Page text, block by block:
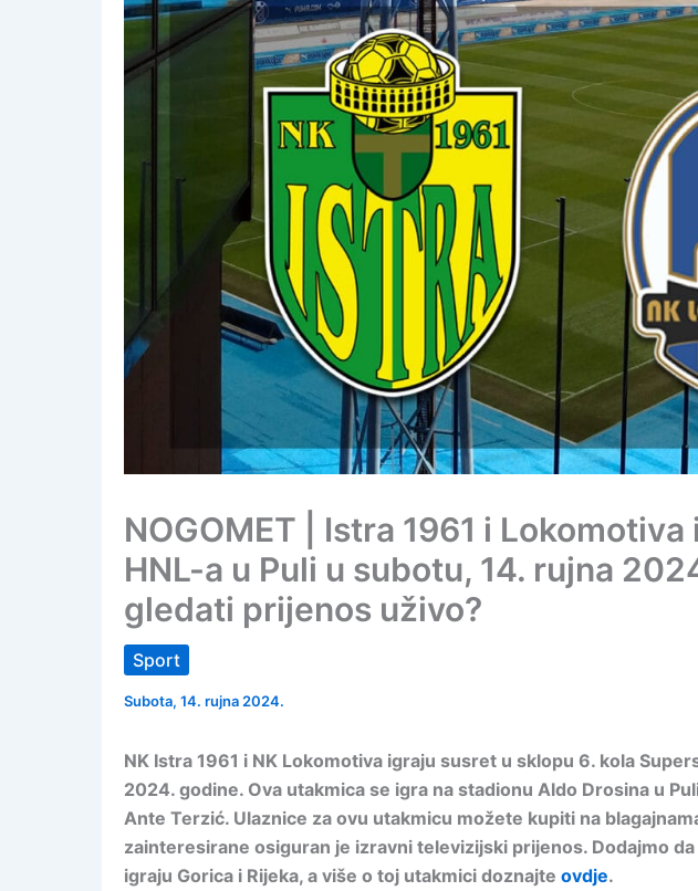
NOGOMET | Istra 1961 i
HNL-a u Puli u subotu, 14. rujna
gledati prijenos uživo?
Sport
Subota, 14. rujna 2024.
NK Istra 1961 i NK Lokomotiva igraju susret u sklopu 6. kola
2024. godine. Ova utakmica se igra na stadionu Aldo Drosina u
Ante Terzić. Ulaznice za ovu utakmicu možete kupiti na
zainteresirane osiguran je izravni televizijski prijenos. Dodajmo
igraju Gorica i Rijeka, a više o toj utakmici doznajte ovdje.